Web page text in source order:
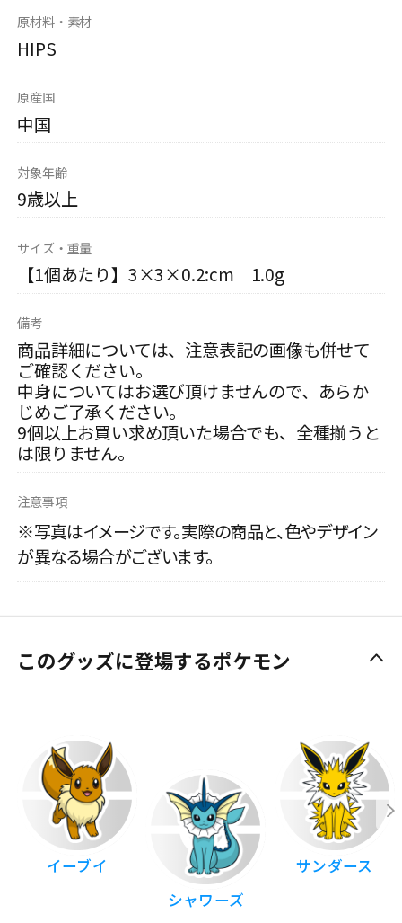
原材料・素材
HIPS
原産国
中国
対象年齢
9歳以上
サイズ・重量
【1個あたり】3×3×0.2:cm 1.0g
備考
商品詳細については、注意表記の画像も併せて
ご確認ください。
中身についてはお選び頂けませんので、あらか
じめご了承ください。
9個以上お買い求め頂いた場合でも、全種揃うと
は限りません。
注意事項
※写真はイメージです。実際の商品と、色やデザイン
が異なる場合がございます。
このグッズに登場するポケモン
イーブイ
シャワーズ
サンダース